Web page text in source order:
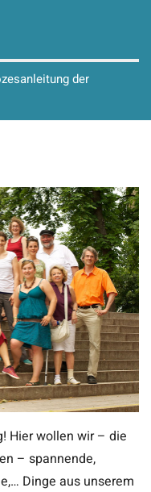
der
Hier wollen wir – die
– spannende,
Dinge aus unserem